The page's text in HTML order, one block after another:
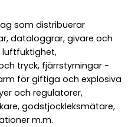
som distribuerar
dataloggrar, givare och
tryck, fjärrstyrningar -
för giftiga och explosiva
och regulatorer,
godstjockleksmätare,
m.m.